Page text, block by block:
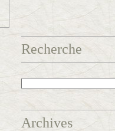
Recherche
Archives